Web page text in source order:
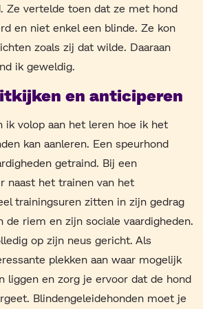
Ze vertelde toen dat ze met hond
en niet enkel een blinde. Ze kon
zoals zij dat wilde. Daaraan
ik geweldig.
en anticiperen
ik volop aan het leren hoe ik het
kan aanleren. Een speurhond
getraind. Bij een
naast het trainen van het
trainingsuren zitten in zijn gedrag
de riem en zijn sociale vaardigheden.
op zijn neus gericht. Als
plekken aan waar mogelijk
liggen en zorg je ervoor dat de hond
Blindengeleidehonden moet je